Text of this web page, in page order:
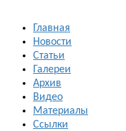
Главная
Новости
Статьи
Галереи
Архив
Видео
Материалы
Ссылки